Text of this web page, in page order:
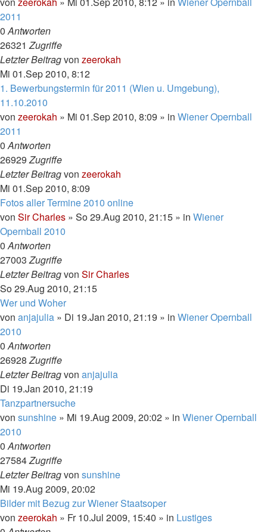
2011
0Antworten
26321Zugriffe
Letzter Beitragvon zeerokah
Mi 01.Sep 2010, 8:12
1. Bewerbungstermin für 2011 (Wien u. Umgebung),
11.10.2010
von zeerokah » Mi 01.Sep 2010, 8:09 » in Wiener Opernball
2011
0Antworten
26929Zugriffe
Letzter Beitragvon zeerokah
Mi 01.Sep 2010, 8:09
Fotos aller Termine 2010 online
von Sir Charles » So 29.Aug 2010, 21:15 » in Wiener
Opernball 2010
0Antworten
27003Zugriffe
Letzter Beitragvon Sir Charles
So 29.Aug 2010, 21:15
Wer und Woher
von anjajulia » Di 19.Jan 2010, 21:19 » in Wiener Opernball
2010
0Antworten
26928Zugriffe
Letzter Beitragvon anjajulia
Di 19.Jan 2010, 21:19
Tanzpartnersuche
von sunshine » Mi 19.Aug 2009, 20:02 » in Wiener Opernball
2010
0Antworten
27584Zugriffe
Letzter Beitragvon sunshine
Mi 19.Aug 2009, 20:02
Bilder mit Bezug zur Wiener Staatsoper
von zeerokah » Fr 10.Jul 2009, 15:40 » in Lustiges